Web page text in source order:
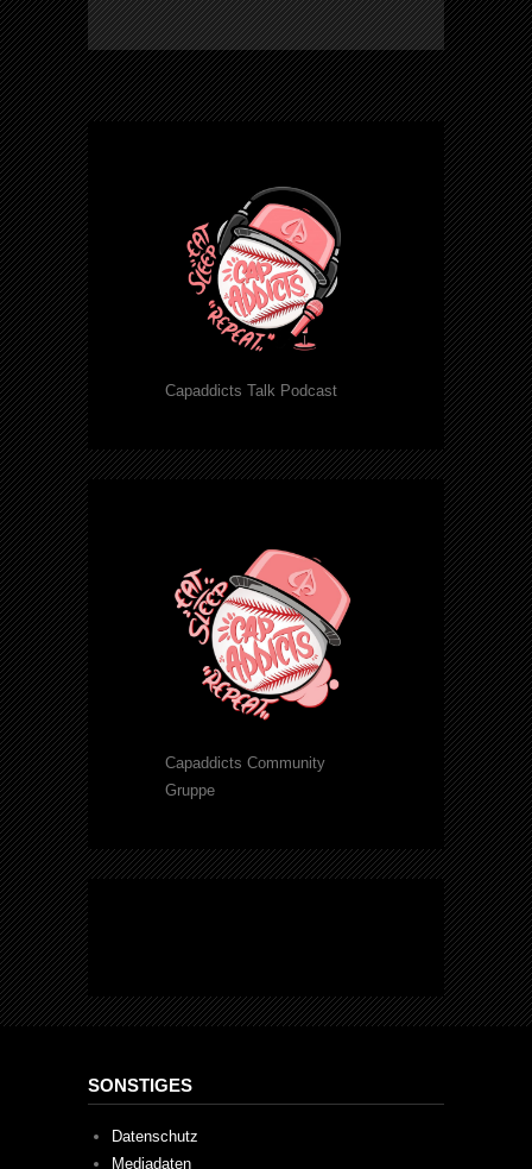
Capaddicts Talk Podcast
Capaddicts Community
Gruppe
SONSTIGES
Datenschutz
Mediadaten